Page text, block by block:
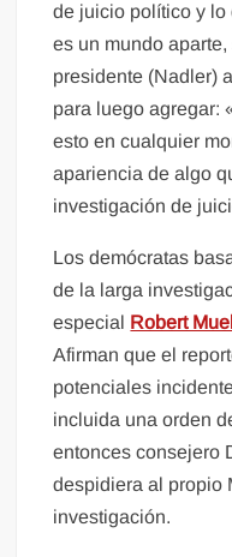
de juicio político y lo
es un mundo
presidente (Nadler)
para luego agregar:
esto en cualquier
apariencia de algo
investigación de
Los demócratas
de la larga
especial Robert
Afirman que el
potenciales
incluida una orden
entonces consejero
despidiera al propio
investigación.